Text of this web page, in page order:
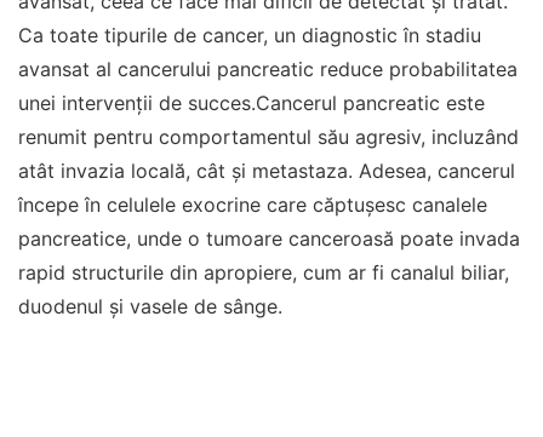
Ca toate tipurile de cancer, un diagnostic în stadiu
avansat al cancerului pancreatic reduce probabilitatea
unei intervenții de succes.Cancerul pancreatic este
renumit pentru comportamentul său agresiv, incluzând
atât invazia locală, cât și metastaza. Adesea, cancerul
începe în celulele exocrine care căptușesc canalele
pancreatice, unde o tumoare canceroasă poate invada
rapid structurile din apropiere, cum ar fi canalul biliar,
duodenul și vasele de sânge.